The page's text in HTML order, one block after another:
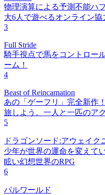
物理演算による予測不能ハ
大6人で遊べるオンライン協
3
Full Stride
騎手視点で馬をコントロー
ーム！
4
Beast of Reincarnation
あの「ゲーフリ」完全新作
旅しよう。一人と一匹のア
5
ドラゴンソード:アウェイク
少年が世界の運命を変えて
眩い幻想世界のRPG
6
パルワールド